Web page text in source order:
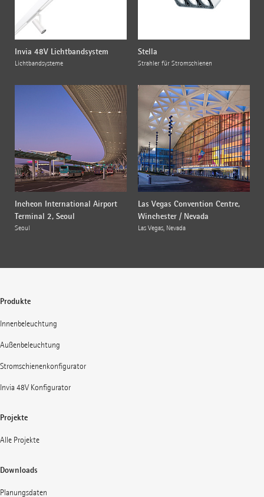
Invia 48V Lichtbandsystem
Lichtbandsysteme
Stella
Strahler für Stromschienen
Incheon International Airport
Terminal 2, Seoul
Seoul
Las Vegas Convention Centre,
Winchester / Nevada
Las Vegas, Nevada
Produkte
Innenbeleuchtung
Außenbeleuchtung
Stromschienenkonfigurator
Invia 48V Konfigurator
Projekte
Alle Projekte
Downloads
Planungsdaten